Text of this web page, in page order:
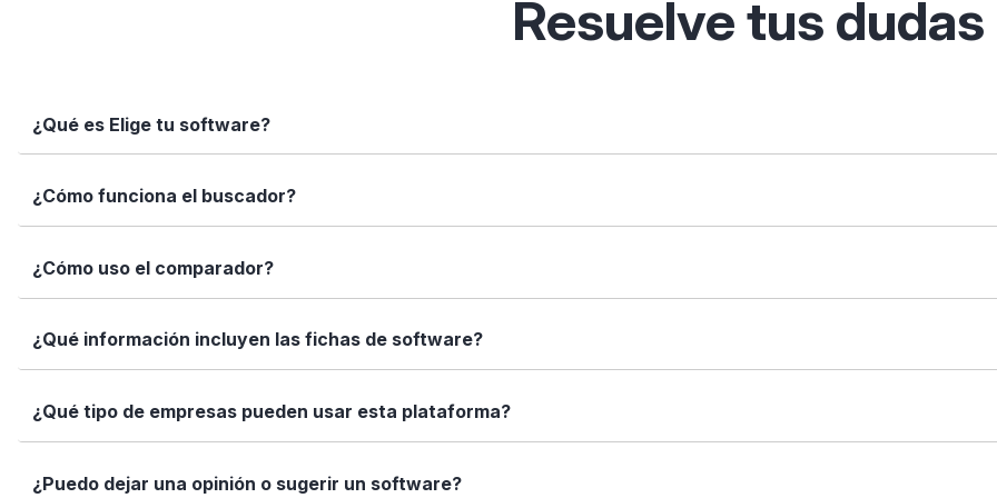
Resuelve tus dudas
¿Qué es Elige tu software?
Elige tu software es una plataforma independiente que te permite descubrir, comparar y analizar soluciones digitales
informadas con datos reales, fichas completas y herramientas de filtrado inteligentes.
¿Cómo funciona el buscador?
Simplemente escribe el nombre del software, una función que necesites ("gestión de clientes") o tu sector
encajan con tus necesidades.
¿Cómo uso el comparador?
Marca los softwares que te interesan y haz clic en "Comparar". Verás una tabla con sus características enfrentadas:
Así puedes ver de forma rápida cuál se adapta mejor a tu caso.
¿Qué información incluyen las fichas de software?
Cada ficha incluye una descripción detallada, funciones principales, capturas de pantalla (si están disponibles), tipos
valoraciones de usuarios. Queremos que tengas toda la información que necesitas antes de decidir.
¿Qué tipo de empresas pueden usar esta plataforma?
Elige tu software está diseñado para todo tipo de empresas: desde autónomos y pymes hasta grandes corporaciones.
¿Puedo dejar una opinión o sugerir un software?